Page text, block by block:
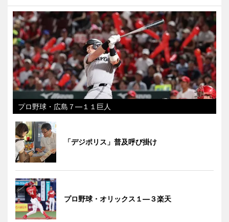
プロ野球・広島７―１１巨人
「デジポリス」普及呼び掛け
プロ野球・オリックス１―３楽天